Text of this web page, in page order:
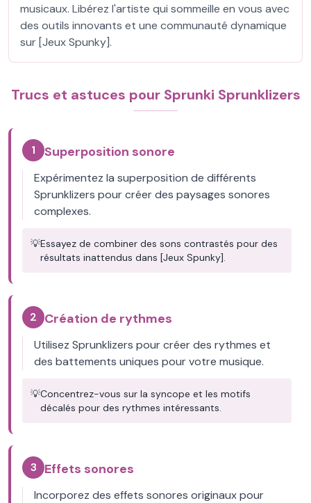
musicaux. Libérez l'artiste qui sommeille en vous avec
des outils innovants et une communauté dynamique
sur [Jeux Spunky].
Trucs et astuces pour Sprunki Sprunklizers
1 Superposition sonore
Expérimentez la superposition de différents
Sprunklizers pour créer des paysages sonores
complexes.
💡Essayez de combiner des sons contrastés pour des
résultats inattendus dans [Jeux Spunky].
2 Création de rythmes
Utilisez Sprunklizers pour créer des rythmes et
des battements uniques pour votre musique.
💡Concentrez-vous sur la syncope et les motifs
décalés pour des rythmes intéressants.
3 Effets sonores
Incorporez des effets sonores originaux pour